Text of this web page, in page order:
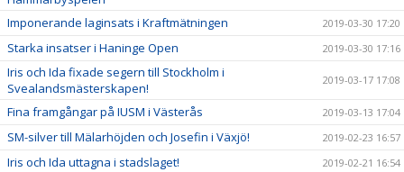
Imponerande laginsats i Kraftmätningen 2019-03-30 17:20
Starka insatser i Haninge Open 2019-03-30 17:16
Iris och Ida fixade segern till Stockholm i
Svealandsmästerskapen!
2019-03-17 17:08
Fina framgångar på IUSM i Västerås 2019-03-13 17:04
SM-silver till Mälarhöjden och Josefin i Växjö! 2019-02-23 16:57
Iris och Ida uttagna i stadslaget! 2019-02-21 16:54